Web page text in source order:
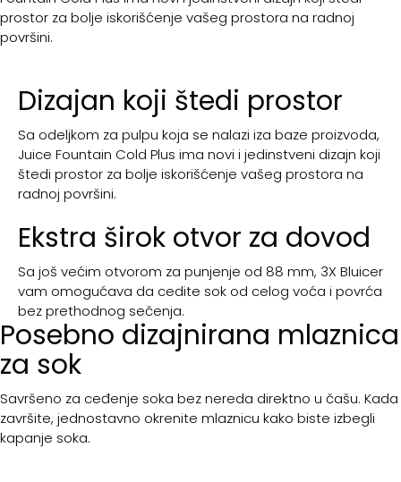
prostor za bolje iskorišćenje vašeg prostora na radnoj
površini.
Dizajan koji štedi prostor
Sa odeljkom za pulpu koja se nalazi iza baze proizvoda,
Juice Fountain Cold Plus ima novi i jedinstveni dizajn koji
štedi prostor za bolje iskorišćenje vašeg prostora na
radnoj površini.
Ekstra širok otvor za dovod
Sa još većim otvorom za punjenje od 88 mm, 3X Bluicer
vam omogućava da cedite sok od celog voća i povrća
bez prethodnog sečenja.
Posebno dizajnirana mlaznica
za sok
Savršeno za ceđenje soka bez nereda direktno u čašu. Kada
završite, jednostavno okrenite mlaznicu kako biste izbegli
kapanje soka.